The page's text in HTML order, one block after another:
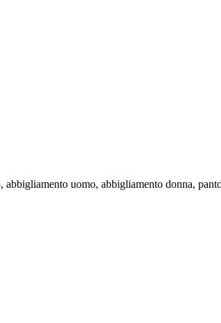
uomo, abbigliamento donna,